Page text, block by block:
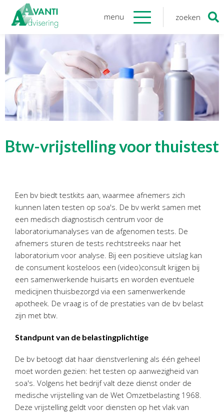
menu zoeken
Organisatie
Onze medewerkers
NOAB gecertificeerd
Algemene verordening
gegevensbescherming
Sponsoring
Startersbegeleiding
Tijdelijk financieel personeel
Personeel & Organisatie
Bedrijfseconomisch advies
Belastingadvies Purmerend
Online boekhouden
Nieuws& informatie
Nieuwsoverzicht
Handige links
Downloads
Contact
Zoeken
naar:
Btw-vrijstelling voor thuistest
Een bv biedt testkits aan, waarmee afnemers zich
kunnen laten testen op soa's. De bv werkt samen met
een medisch diagnostisch centrum voor de
laboratoriumanalyses van de afgenomen tests. De
afnemers sturen de tests rechtstreeks naar het
laboratorium voor analyse. Bij een positieve uitslag kan
de consument kosteloos een (video)consult krijgen bij
een samenwerkende huisarts en worden eventuele
medicijnen thuisbezorgd via een samenwerkende
apotheek. De vraag is of de prestaties van de bv belast
zijn met btw.
Standpunt van de belastingplichtige
De bv betoogt dat haar dienstverlening als één geheel
moet worden gezien: het testen op aanwezigheid van
soa's. Volgens het bedrijf valt deze dienst onder de
medische vrijstelling van de Wet Omzetbelasting 1968.
Deze vrijstelling geldt voor diensten op het vlak van